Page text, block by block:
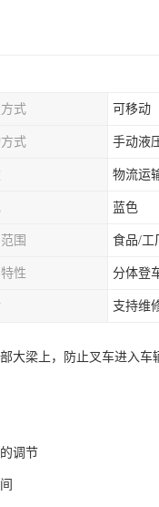
式 可移动
式 手动液
物流运
蓝色
围 食品/工
性 分体登
支持维
大梁上，防止叉车进入
调节